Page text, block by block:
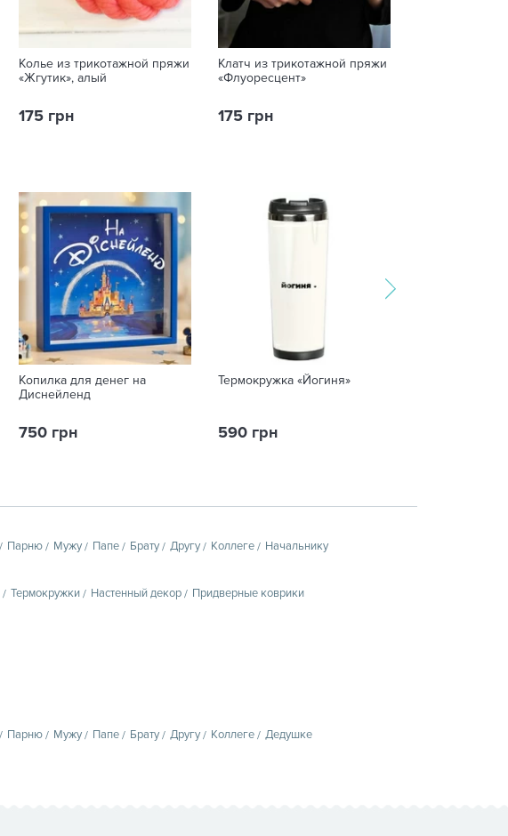
Колье из трикотажной пряжи
«Жгутик», алый
175 грн
Клатч из трикотажной пряжи
«Флуоресцент»
175 грн
Копилка для денег на
Диснейленд
750 грн
Термокружка «Йогиня»
590 грн
Парню Мужу Папе Брату Другу Коллеге Начальнику
Термокружки Настенный декор Придверные коврики
Парню Мужу Папе Брату Другу Коллеге Дедушке